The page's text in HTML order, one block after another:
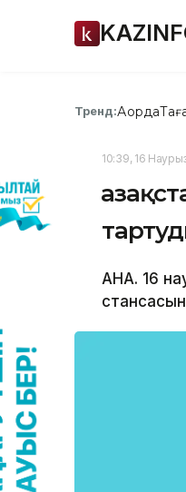
Тренд:Ақорда
10:39, 16
АНА. 16